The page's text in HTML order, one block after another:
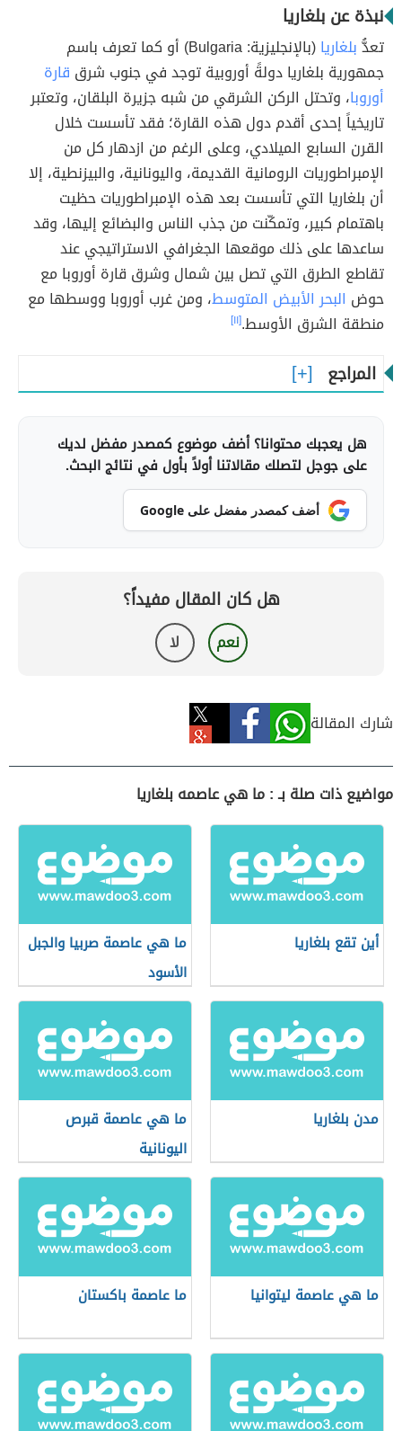
نبذة عن بلغاريا
تعدُّبلغاريا
(بالإنجليزية: Bulgaria) أو كما تعرف باسم
جمهورية بلغاريا دولةً أوروبية توجد في جنوب شرق قارة
أوروبا، وتحتل الركن الشرقي من شبه جزيرة البلقان، وتعتبر
تاريخياً إحدى أقدم دول هذه القارة؛ فقد تأسست خلال
القرن السابع الميلادي، وعلى الرغم من ازدهار كل من
الإمبراطوريات الرومانية القديمة، واليونانية، والبيزنطية، إلا
أن بلغاريا التي تأسست بعد هذه الإمبراطوريات حظيت
باهتمام كبير، وتمكّنت من جذب الناس والبضائع إليها، وقد
ساعدها على ذلك موقعها الجغرافي الاستراتيجي عند
تقاطع الطرق التي تصل بين شمال وشرق قارة أوروبا مع
حوض البحر الأبيض المتوسط، ومن غرب أوروبا ووسطها مع
منطقة الشرق الأوسط.[١١]
المراجع
هل يعجبك محتوانا؟ أضف موضوع كمصدر مفضل لديك
على جوجل لتصلك مقالاتنا أولاً بأول في نتائج البحث.
أضف كمصدر مفضل على Google
هل كان المقال مفيداً؟
نعم لا
شارك المقالة
مواضيع ذات صلة بـ : ما هي عاصمه بلغاريا
أين تقع بلغاريا
ما هي عاصمة صربيا والجبل
الأسود
مدن بلغاريا
ما هي عاصمة قبرص
اليونانية
ما هي عاصمة ليتوانيا ما عاصمة باكستان